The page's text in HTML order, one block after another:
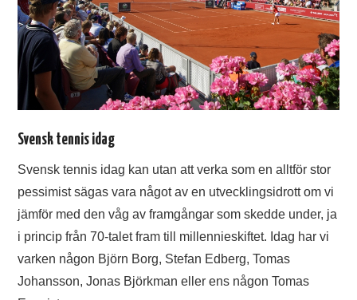
Svensk tennis idag
Svensk tennis idag kan utan att verka som en alltför stor
pessimist sägas vara något av en utvecklingsidrott om vi
jämför med den våg av framgångar som skedde under, ja
i princip från 70-talet fram till millennieskiftet. Idag har vi
varken någon Björn Borg, Stefan Edberg, Tomas
Johansson, Jonas Björkman eller ens någon Tomas